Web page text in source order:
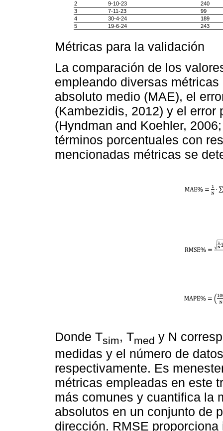
2
9-10-23
240
3
7-11-23
99
4
30-4-24
189
5
19-6-24 243
Métricas para la validación
La comparación de los
empleando diversas
absoluto medio (MAE), el
(Kambezidis, 2012) y el error
(Hyndman and Koehler,
términos porcentuales con
mencionadas métricas se
Donde Tsim, Tmed y N
medidas y el número de
respectivamente. Es
métricas empleadas en este
más comunes y cuantifica la
absolutos en un conjunto de
dirección. RMSE